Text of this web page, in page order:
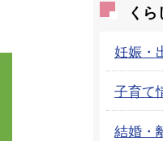
く
妊娠・
子育て
結婚・